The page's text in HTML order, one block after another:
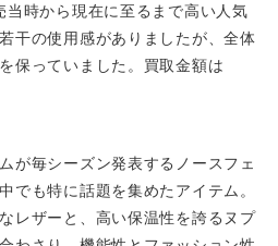
当時から現在に至るまで高い人気
干の使用感がありましたが、全体
保っていました。買取金額は
が毎シーズン発表するノースフェ
でも特に話題を集めたアイテム。
レザーと、高い保温性を誇るヌプ